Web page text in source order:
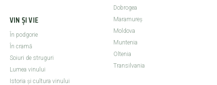
VIN ȘI VIE
În podgorie
În cramă
Soiuri de struguri
Lumea vinului
Istoria şi cultura vinului
Dobrogea
Maramureş
Moldova
Muntenia
Oltenia
Transilvania